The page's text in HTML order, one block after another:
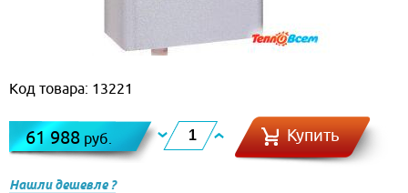
Код товара: 13221
61 988 руб. Купить
Нашли дешевле ?